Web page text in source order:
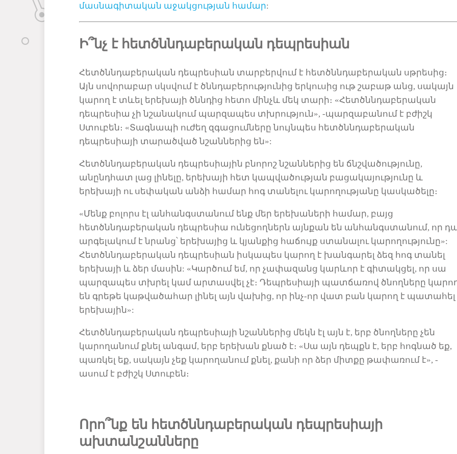
մասնագիտական աջակցության համար:
Ի՞նչ է հետծննդաբերական դեպրեսիան
Հետծննդաբերական դեպրեսիան տարբերվում է հետծննդաբերական սթրեսից։
Այն սովորաբար սկսվում է ծննդաբերությունից երկուսից ութ շաբաթ անց, սակայն
կարող է տևել երեխայի ծննդից հետո մինչև մեկ տարի։ «Հետծննդաբերական
դեպրեսիա չի նշանակում պարզապես տխրություն», -պարզաբանում է բժիշկ
Ստուբեն։ «Տագնապի ուժեղ զգացումները նույնպես հետծննդաբերական
դեպրեսիայի տարածված նշաններից են»:
Հետծննդաբերական դեպրեսիային բնորոշ նշաններից են ճնշվածությունը,
անընդհատ լաց լինելը, երեխայի հետ կապվածության բացակայությունը և
երեխայի ու սեփական անձի համար հոգ տանելու կարողությանը կասկածելը։
«Մենք բոլորս էլ անհանգստանում ենք մեր երեխաների համար, բայց
հետծննդաբերական դեպրեսիա ունեցողներն այնքան են անհանգստանում, որ
արգելակում է նրանց՝ երեխայից և կյանքից հաճույք ստանալու կարողությունը»:
Հետծննդաբերական դեպրեսիան իսկապես կարող է խանգարել ձեզ հոգ տանել
երեխայի և ձեր մասին: «Կարծում եմ, որ չափազանց կարևոր է գիտակցել, որ սա
պարզապես տխրել կամ արտասվել չէ։ Դեպրեսիայի պատճառով ծնողները
են գրեթե կաթվածահար լինել այն վախից, որ ինչ-որ վատ բան կարող է պատահել
երեխային»:
Հետծննդաբերական դեպրեսիայի նշաններից մեկն էլ այն է, երբ ծնողները չեն
կարողանում քնել անգամ, երբ երեխան քնած է։ «Սա այն դեպքն է, երբ հոգնած եք,
պառկել եք, սակայն չեք կարողանում քնել, քանի որ ձեր միտքը թափառում է», -
ասում է բժիշկ Ստուբեն։
Որո՞նք են հետծննդաբերական դեպրեսիայի
ախտանշանները